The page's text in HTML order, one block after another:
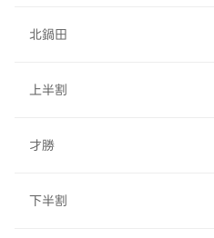
北鍋田
上半割
才勝
下半割